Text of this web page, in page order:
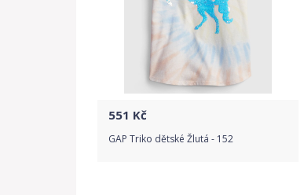
551 Kč
GAP Triko dětské Žlutá - 152